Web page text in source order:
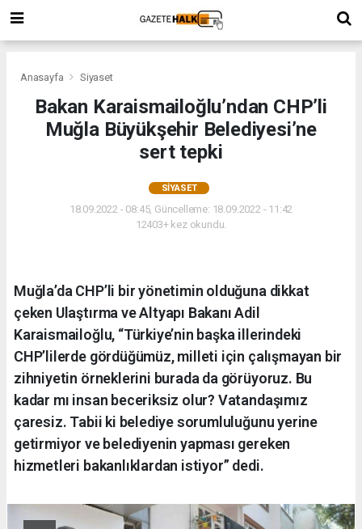
Anasayfa Siyaset
Bakan Karaismailoğlu’ndan CHP’li
Muğla Büyükşehir Belediyesi’ne
sert tepki
SIYASET
18.09.2022 - 08:45, Güncelleme: 18.09.2022 - 11:42
12403+ kez okundu.
Muğla’da CHP’li bir yönetimin olduğuna dikkat
çeken Ulaştırma ve Altyapı Bakanı Adil
Karaismailoğlu, “Türkiye’nin başka illerindeki
CHP’lilerde gördüğümüz, milleti için çalışmayan bir
zihniyetin örneklerini burada da görüyoruz. Bu
kadar mı insan beceriksiz olur? Vatandaşımız
çaresiz. Tabii ki belediye sorumluluğunu yerine
getirmiyor ve belediyenin yapması gereken
hizmetleri bakanlıklardan istiyor” dedi.